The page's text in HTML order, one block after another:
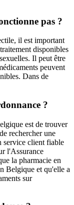
pas ?
il est important
disponibles
Il peut être
peuvent
Dans de
?
est de trouver
rechercher une
service client fiable
l'Assurance
la pharmacie en
Belgique et qu'elle a
sur